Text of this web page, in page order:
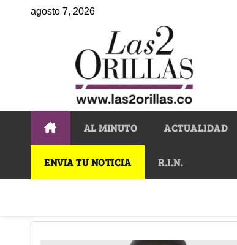
agosto 7, 2026
AL MINUTO ACTUALIDAD
ENVIA TU NOTICIA R.I.N.